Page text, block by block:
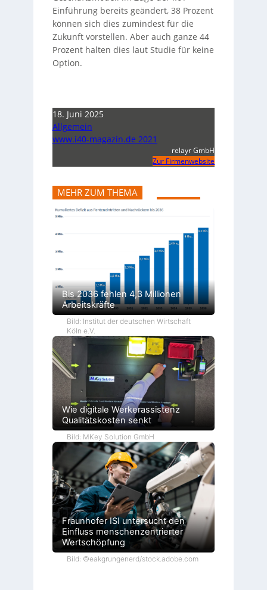
Einführung bereits geändert, 38 Prozent
können sich dies zumindest für die
Zukunft vorstellen. Aber auch ganze 44
Prozent halten dies laut Studie für keine
Option.
18. Juni 2025
Allgemein
www.i40-magazin.de 2021
relayr GmbH
Zur Firmenwebsite
MEHR ZUM THEMA
Bis 2036 fehlen 4,3 Millionen
Arbeitskräfte
Bild: Institut der deutschen Wirtschaft
Köln e.V.
Wie digitale Werkerassistenz
Qualitätskosten senkt
Bild: MKey Solution GmbH
Fraunhofer ISI untersucht den
Einfluss menschenzentrierter
Wertschöpfung
Bild: ©eakgrungenerd/stock.adobe.com